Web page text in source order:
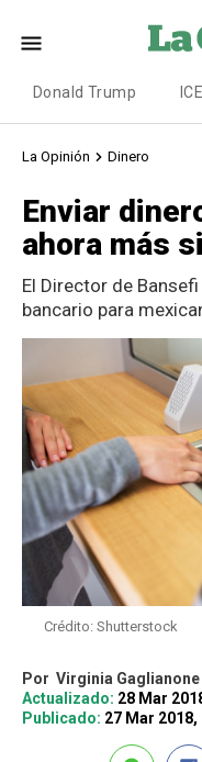
Donald Trump ICE
La Opinión Dinero
Enviar
ahora más
El Director de
bancario para
Crédito: Shutterstock
Por Virginia Gaglianone
Actualizado: 28 Mar
Publicado: 27 Mar 2018,